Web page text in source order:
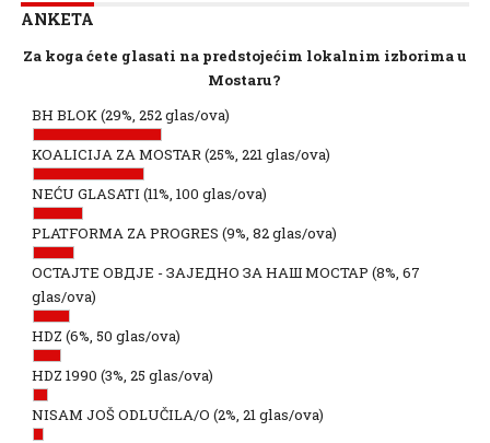
ANKETA
Za koga ćete glasati na predstojećim lokalnim izborima u
Mostaru?
BH BLOK(29%, 252 glas/ova)
KOALICIJA ZA MOSTAR(25%, 221 glas/ova)
NEĆU GLASATI (11%, 100 glas/ova)
PLATFORMA ZA PROGRES (9%, 82 glas/ova)
ОСТАЈТЕ ОВДЈЕ - ЗАЈЕДНО ЗА НАШ МОСТАР (8%, 67
glas/ova)
HDZ (6%, 50 glas/ova)
HDZ 1990 (3%, 25 glas/ova)
NISAM JOŠ ODLUČILA/O (2%, 21 glas/ova)